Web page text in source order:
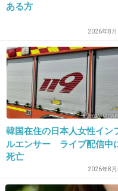
スキンケア何つけて
ほぼ水に近い化粧水
でも毛穴は広がって
たらいいのか分から
1件の返信
17. 匿名2020/01/21(火) 23:22:06
ある方
2026年8月
韓国在住の日本人女性イン
ルエンサー ライブ配信中
死亡
2026年8月